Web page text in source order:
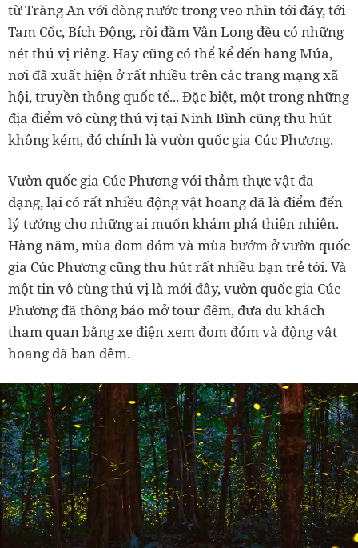
từ Tràng An với dòng nước trong veo nhìn tới đáy, tới
Tam Cốc, Bích Động, rồi đầm Vân Long đều có những
nét thú vị riêng. Hay cũng có thể kể đến hang Múa,
nơi đã xuất hiện ở rất nhiều trên các trang mạng xã
hội, truyền thông quốc tế... Đặc biệt, một trong những
địa điểm vô cùng thú vị tại Ninh Bình cũng thu hút
không kém, đó chính là vườn quốc gia Cúc Phương.
Vườn quốc gia Cúc Phương với thảm thực vật đa
dạng, lại có rất nhiều động vật hoang dã là điểm đến
lý tưởng cho những ai muốn khám phá thiên nhiên.
Hàng năm, mùa đom đóm và mùa bướm ở vườn quốc
gia Cúc Phương cũng thu hút rất nhiều bạn trẻ tới. Và
một tin vô cùng thú vị là mới đây, vườn quốc gia Cúc
Phương đã thông báo mở tour đêm, đưa du khách
tham quan bằng xe điện xem đom đóm và động vật
hoang dã ban đêm.